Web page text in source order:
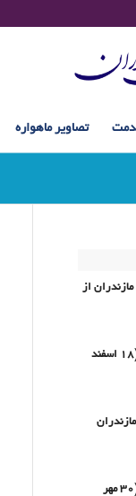
تصاویر ماهواره
از
پیش بینی و توصیه های کشاورزی (18 اسفند
پیش بینی و توصیه های کشاورزی (30 مهر